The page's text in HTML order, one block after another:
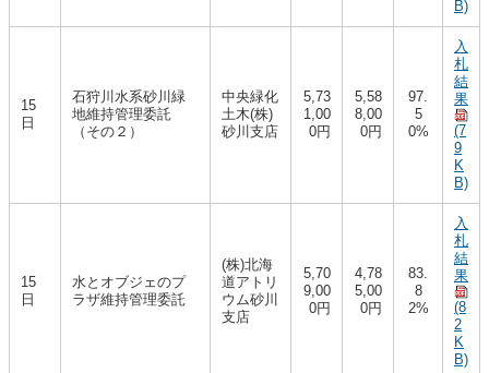
B)
15
日
石狩川水系砂川緑
地維持管理委託
（その２）
中央緑化
土木(株)
砂川支店
5,73
1,00
0円
5,58
8,00
0円
97.
5
0%
入
札
結
果
(7
9
K
B)
15
日
水とオブジェのプ
ラザ維持管理委託
(株)北海
道アトリ
ウム砂川
支店
5,70
9,00
0円
4,78
5,00
0円
83.
8
2%
入
札
結
果
(8
2
K
B)